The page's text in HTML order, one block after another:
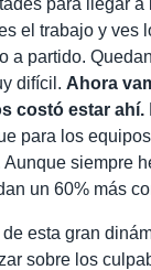
el trabajo y ves
a partido.
difícil. Ahora
costó estar ahí.
para los
siempre
un 60% más
de esta gran
sobre los